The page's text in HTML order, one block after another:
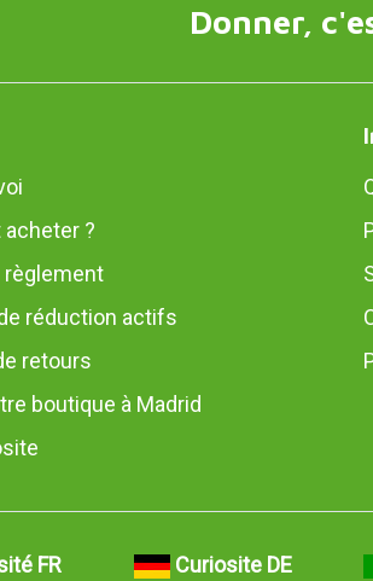
Donner,
?
règlement
réduction actifs
retours
boutique à Madrid
FR Curiosite DE